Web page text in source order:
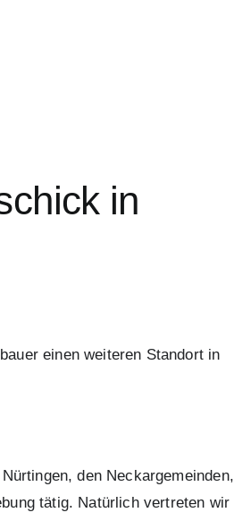
in
einen weiteren Standort in
den Neckargemeinden,
tätig. Natürlich vertreten wir